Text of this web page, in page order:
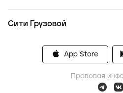
Сити Грузовой
App Store
Правовая